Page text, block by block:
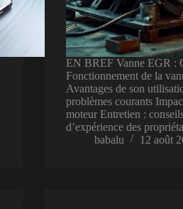
EN BREF Vanne EGR :
Fonctionnement de la
Avantages de son
problèmes courants
moteur Entretien :
d’expérience des
babalu
12 août